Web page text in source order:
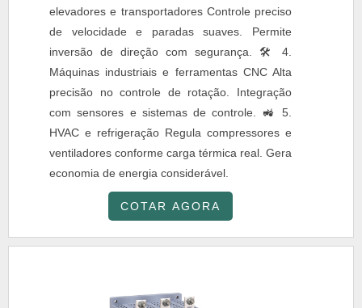
elevadores e transportadores Controle preciso
de velocidade e paradas suaves. Permite
inversão de direção com segurança. 🛠 4.
Máquinas industriais e ferramentas CNC Alta
precisão no controle de rotação. Integração
com sensores e sistemas de controle. 🚜 5.
HVAC e refrigeração Regula compressores e
ventiladores conforme carga térmica real. Gera
economia de energia considerável.
COTAR AGORA